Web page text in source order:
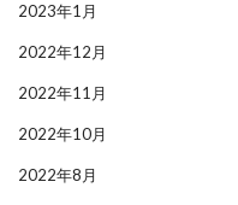
2023年1月
2022年12月
2022年11月
2022年10月
2022年8月